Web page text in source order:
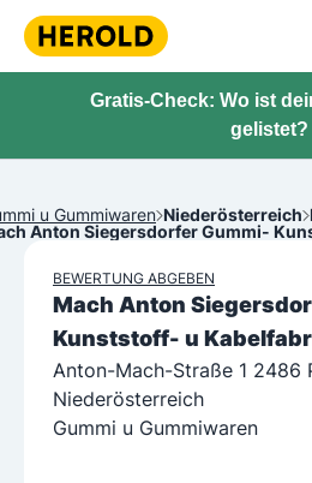
Gratis-Check: Wo ist
gelistet?
u Gummiwaren Niederösterreich
Anton Siegersdorfer Gummi-
BEWERTUNG ABGEBEN
Mach Anton
Kunststoff- u
Anton-Mach-Straße 1 2486
Niederösterreich
Gummi u Gummiwaren